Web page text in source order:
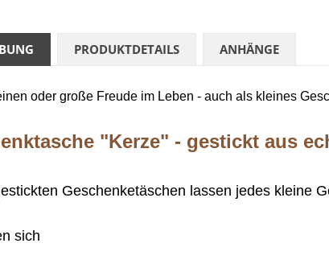
PRODUKTDETAILS ANHÄNGE
oder große Freude im Leben - auch als kleines
"Kerze" - gestickt aus
Geschenketäschen lassen jedes kleine
sich